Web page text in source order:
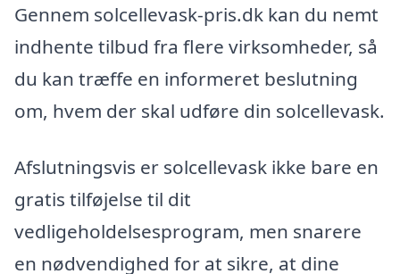
Gennem solcellevask-pris.dk kan du nemt
indhente tilbud fra flere virksomheder, så
du kan træffe en informeret beslutning
om, hvem der skal udføre din solcellevask.
Afslutningsvis er solcellevask ikke bare en
gratis tilføjelse til dit
vedligeholdelsesprogram, men snarere
en nødvendighed for at sikre, at dine